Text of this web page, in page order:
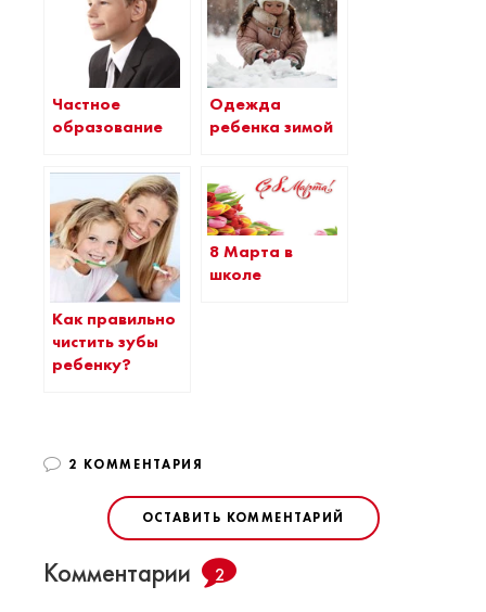
Частное
образование
Одежда
ребенка зимой
Как правильно
чистить зубы
ребенку?
8 Марта в
школе
2 КОММЕНТАРИЯ
ОСТАВИТЬ КОММЕНТАРИЙ
Комментарии 2